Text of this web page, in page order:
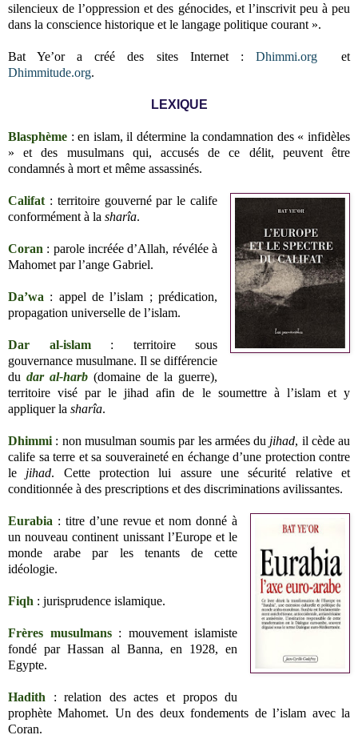
silencieux de l’oppression et des génocides, et l’inscrivit peu à peu
dans la conscience historique et le langage politique courant ».
Bat Ye’or a créé des sites Internet : Dhimmi.orget
Dhimmitude.org.
LEXIQUE
Blasphème : en islam, il détermine la condamnation des « infidèles
» et des musulmans qui, accusés de ce délit, peuvent être
condamnés à mort et même assassinés.
Califat : territoire gouverné par le calife
conformément à la sharîa.
Coran : parole incréée d’Allah, révélée à
Mahomet par l’ange Gabriel.
Da’wa : appel de l’islam ; prédication,
propagation universelle de l’islam.
Dar al-islam: territoire sous
gouvernance musulmane. Il se différencie
dudar al-harb (domaine de la guerre),
territoire visé par le jihad afin de le soumettre à l’islam et y
appliquer la sharîa.
Dhimmi : non musulman soumis par les armées du jihad, il cède au
calife sa terre et sa souveraineté en échange d’une protection contre
le jihad. Cette protection lui assure une sécurité relative et
conditionnée à des prescriptions et des discriminations avilissantes.
Eurabia : titre d’une revue et nom donné à
un nouveau continent unissant l’Europe et le
monde arabe par les tenants de cette
idéologie.
Fiqh : jurisprudence islamique.
Frères musulmans: mouvement islamiste
fondé par Hassan al Banna, en 1928, en
Egypte.
Hadith : relation des actes et propos du
prophète Mahomet. Un des deux fondements de l’islam avec la
Coran.